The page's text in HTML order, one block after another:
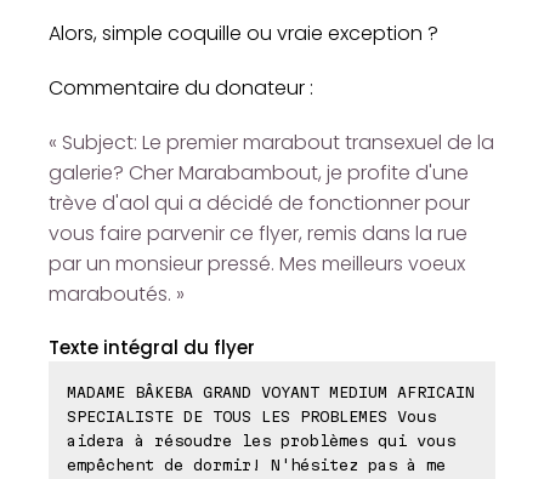
Alors, simple coquille ou vraie exception ?
Commentaire du donateur :
« Subject: Le premier marabout transexuel de la
galerie? Cher Marabambout, je profite d'une
trève d'aol qui a décidé de fonctionner pour
vous faire parvenir ce flyer, remis dans la rue
par un monsieur pressé. Mes meilleurs voeux
maraboutés. »
Texte intégral du flyer
MADAME BÂKEBA GRAND VOYANT MEDIUM AFRICAIN
SPECIALISTE DE TOUS LES PROBLEMES Vous
aidera à résoudre les problèmes qui vous
empêchent de dormir! N'hésitez pas à me